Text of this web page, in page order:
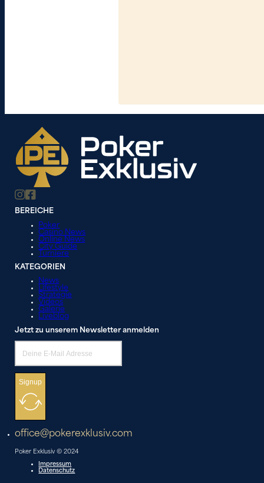
BEREICHE
Poker
Casino News
Online News
City Guide
Turniere
KATEGORIEN
News
Lifestyle
Strategie
Videos
Galerie
Liveblog
Jetzt zu unserem Newsletter anmelden
Signup
office@pokerexklusiv.com
Poker Exklusiv © 2024
Impressum
Datenschutz